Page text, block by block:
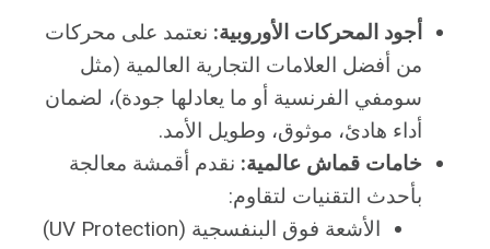
أجود المحركات الأوروبية: نعتمد على محركات
من أفضل العلامات التجارية العالمية (مثل
سومفي الفرنسية أو ما يعادلها جودة)، لضمان
أداء هادئ، موثوق، وطويل الأمد.
خامات قماش عالمية: نقدم أقمشة معالجة
بأحدث التقنيات لتقاوم:
الأشعة فوق البنفسجية (UV Protection)